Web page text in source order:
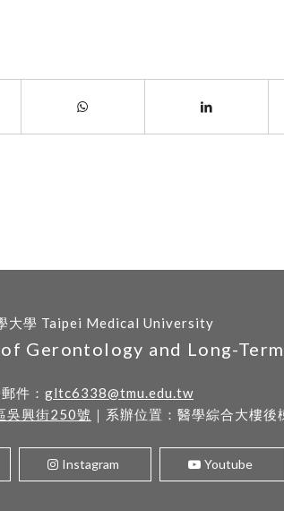
大學 Taipei Medical University
of Gerontology and Long-
件： gltc6338@tmu.edu.tw
吳興街250號 ｜系辦位置：醫學綜合大樓後
Instagram Youtube